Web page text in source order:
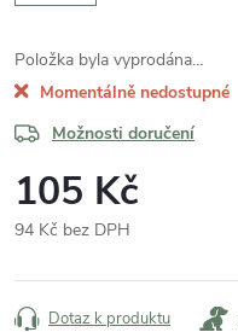
Položka byla vyprodána…
Momentálně nedostupné
Možnosti doručení
105 Kč
94 Kč bez DPH
cena:
Dotaz k produktu